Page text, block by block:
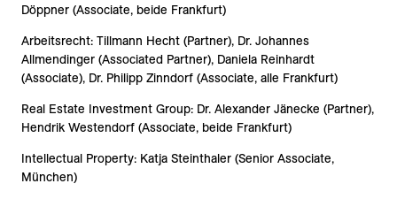
Döppner (Associate, beide Frankfurt)
Arbeitsrecht: Tillmann Hecht (Partner), Dr. Johannes
Allmendinger (Associated Partner), Daniela Reinhardt
(Associate), Dr. Philipp Zinndorf (Associate, alle Frankfurt)
Real Estate Investment Group: Dr. Alexander Jänecke (Partner),
Hendrik Westendorf (Associate, beide Frankfurt)
Intellectual Property: Katja Steinthaler (Senior Associate,
München)